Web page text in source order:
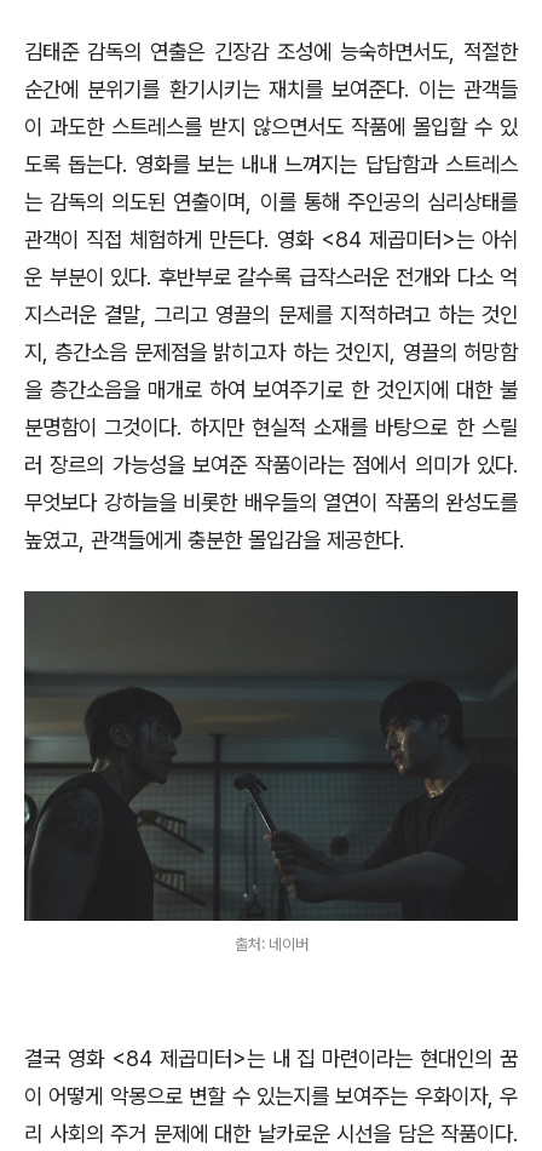
김태준 감독의 연출은 긴장감 조성에 능숙하면서도, 적절한
순간에 분위기를 환기시키는 재치를 보여준다. 이는 관객들
이 과도한 스트레스를 받지 않으면서도 작품에 몰입할 수 있
도록 돕는다. 영화를 보는 내내 느껴지는 답답함과 스트레스
는 감독의 의도된 연출이며, 이를 통해 주인공의 심리상태를
관객이 직접 체험하게 만든다. 영화 <84 제곱미터 >는 아쉬
운 부분이 있다. 후반부로 갈수록 급작스러운 전개와 다소 억
지스러운 결말,그리고 영끌의 문제를 지적하려고 하는 것인
지 ,층간소음 문제점을 밝히고자 하는 것인지 , 영끌의 허망함
을 층간소음을 매개로 하여 보여주기로 한 것인지에 대한 불
분명함이 그것이다. 하지만 현실적 소재를 바탕으로 한 스릴
러 장르의 가능성을 보여준 작품이라는 점에서 의미가 있다.
무엇보다 강하늘을 비롯한 배우들의 열연이 작품의 완성도를
높였고, 관객들에게 충분한 몰입감을 제공한다.
출처: 네이버
결국 영화 <84 제곱미터 >는 내 집 마련이라는 현대인의 꿈
이 어떻게 악몽으로 변할 수 있는지를 보여주는 우화이자, 우
리 사회의 주거 문제에 대한 날카로운 시선을 담은 작품이다.